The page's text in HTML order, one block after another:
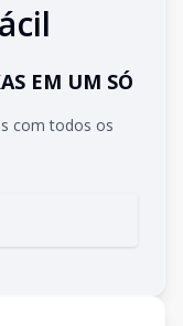
EM UM SÓ
com todos os